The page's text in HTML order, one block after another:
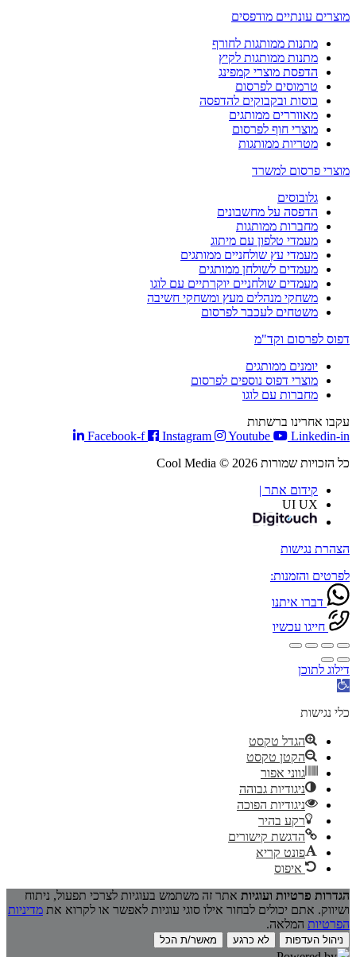
מוצרים עונתיים מודפסים
מתנות ממותגות לחורף
מתנות ממותגות לקיץ
הדפסת מוצרי קמפינג
טרמוסים לפרסום
כוסות ובקבוקים להדפסה
מאווררים ממותגים
מוצרי חוף לפרסום
מטריות ממותגות
מוצרי פרסום למשרד
גלובוסים
הדפסה על מחשבונים
מחברות ממותגות
מעמדי טלפון עם מיתוג
מעמדי עץ שולחניים ממותגים
מעמדים לשולחן ממותגים
מעמדים שולחניים יוקרתיים עם לוגו
משחקי מנהלים מעץ ומשחקי חשיבה
משטחים לעכבר לפרסום
דפוס לפרסום וקד"מ
יומנים ממותגים
מוצרי דפוס נוספים לפרסום
מחברות עם לוגו
עקבו אחרינו ברשתות
Facebook-f
Instagram Youtube
Linkedin-in
כל הזכויות שמורות Cool Media © 2026
קידום אתר |
UI UX
הצהרת נגישות
לפרטים והזמנות:
דברו איתנו
חייגו עכשיו
דילוג לתוכן
פתח
נגישות
כלי נגישות
הגדל טקסט
הקטן טקסט
גווני אפור
ניגודיות גבוהה
ניגודיות הפוכה
רקע בהיר
הדגשת קישורים
פונט קריא
איפוס
הגדרות פרטיות ועוגיות אתר זה משתמש בעוגיות לצרכי תפעול, ניתוח
ושיווק. אתם יכולים לבחור אילו סוגי עוגיות לאפשר או לקרוא את מדיניות
הפרטיות המלאה.
ניהול העדפות לא כרגע מאשר/ת הכל